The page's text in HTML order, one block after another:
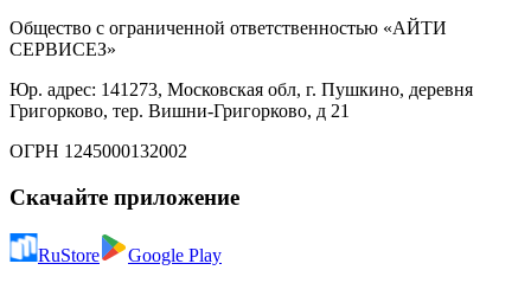
Общество с ограниченной ответственностью «АЙТИ
СЕРВИСЕЗ»
Юр. адрес: 141273, Московская обл, г. Пушкино, деревня
Григорково, тер. Вишни-Григорково, д 21
ОГРН 1245000132002
Скачайте приложение
RuStore Google Play